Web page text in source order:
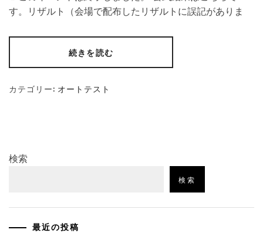
す。リザルト（会場で配布したリザルトに誤記がありま
続きを読む
カテゴリー: オートテスト
検索
検索
最近の投稿